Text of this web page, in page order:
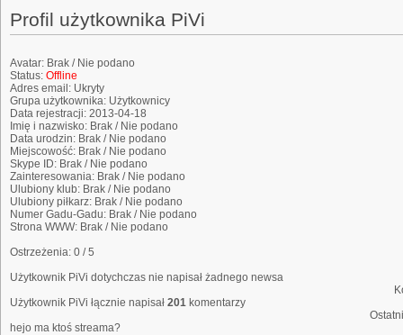
Profil użytkownika PiVi
Avatar: Brak / Nie podano
Status: Offline
Adres email: Ukryty
Grupa użytkownika: Użytkownicy
Data rejestracji: 2013-04-18
Imię i nazwisko: Brak / Nie podano
Data urodzin: Brak / Nie podano
Miejscowość: Brak / Nie podano
Skype ID: Brak / Nie podano
Zainteresowania: Brak / Nie podano
Ulubiony klub: Brak / Nie podano
Ulubiony piłkarz: Brak / Nie podano
Numer Gadu-Gadu: Brak / Nie podano
Strona WWW: Brak / Nie podano
Ostrzeżenia: 0 / 5
Użytkownik PiVi dotychczas nie napisał żadnego newsa
Użytkownik PiVi łącznie napisał 201 komentarzy
hejo ma ktoś streama?